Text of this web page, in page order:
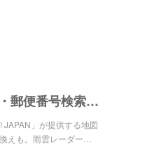
Yahoo!地図 - 航空写真・地図検索・郵便番号検索・乗換検索ならYahoo!地図 雨雲レーダー機能も搭載!
」が提供する地図
えも。雨雲レーダー…